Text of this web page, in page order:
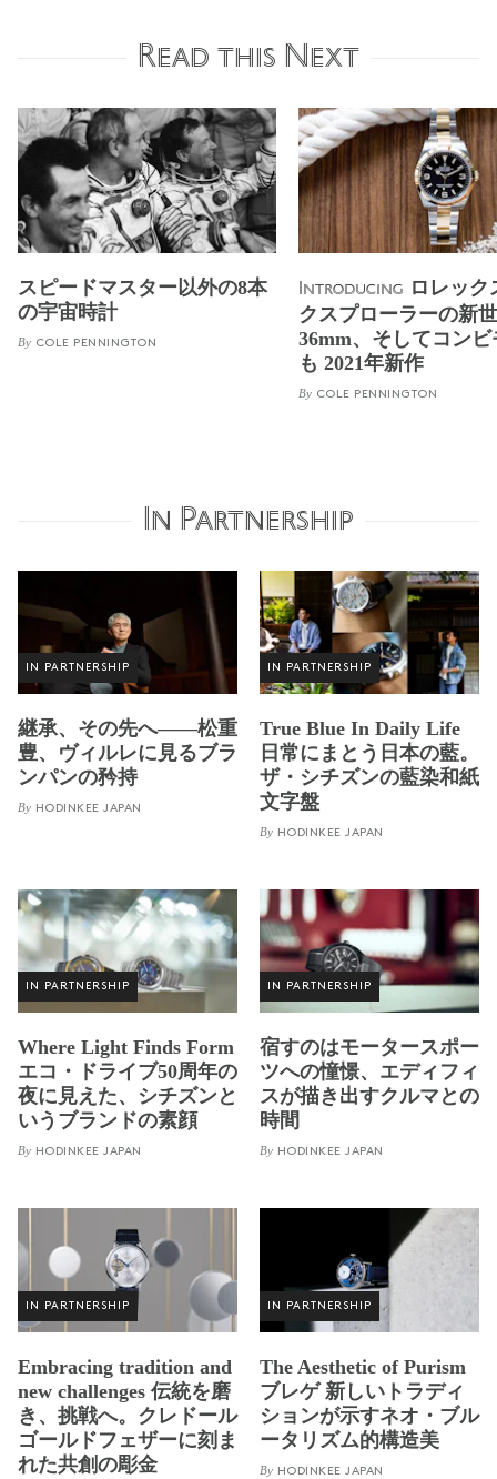
Read this Next
スピードマスター以外の8本
の宇宙時計
By COLE PENNINGTON
Introducing ロレッ
クスプローラーの新
36mm、そしてコンビ
も 2021年新作
By COLE PENNINGTON
In Partnership
IN PARTNERSHIP
継承、その先へ——松重
豊、ヴィルレに見るブラ
ンパンの矜持
By HODINKEE JAPAN
IN PARTNERSHIP
True Blue In Daily Life
日常にまとう日本の藍。
ザ・シチズンの藍染和紙
文字盤
By HODINKEE JAPAN
IN PARTNERSHIP
Where Light Finds Form
エコ・ドライブ50周年の
夜に見えた、シチズンと
いうブランドの素顔
By HODINKEE JAPAN
IN PARTNERSHIP
宿すのはモータースポー
ツへの憧憬、エディフィ
スが描き出すクルマとの
時間
By HODINKEE JAPAN
IN PARTNERSHIP
Embracing tradition and
new challenges 伝統を磨
き、挑戦へ。クレドール
ゴールドフェザーに刻ま
れた共創の彫金
IN PARTNERSHIP
The Aesthetic of Purism
ブレゲ 新しいトラディ
ションが示すネオ・ブル
ータリズム的構造美
By HODINKEE JAPAN